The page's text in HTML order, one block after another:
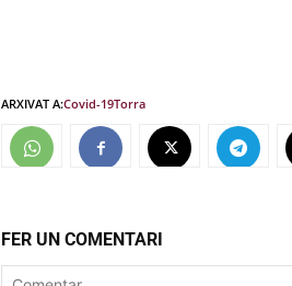
ARXIVAT A:Covid-19Torra
FER UN COMENTARI